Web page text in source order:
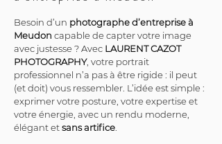
Besoin d’un photographe d’entreprise à
Meudon capable de capter votre image
avec justesse ? Avec LAURENT CAZOT
PHOTOGRAPHY, votre portrait
professionnel n’a pas à être rigide : il peut
(et doit) vous ressembler. L’idée est simple :
exprimer votre posture, votre expertise et
votre énergie, avec un rendu moderne,
élégant et sans artifice